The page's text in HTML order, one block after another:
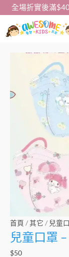
全場折實後滿
首頁 /其它 / 兒童
兒童口罩
$50
罩
罩
(50
個)